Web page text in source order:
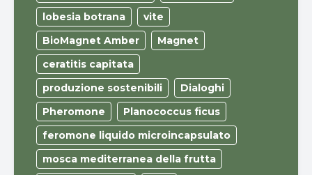
lobesia botrana
vite
BioMagnet Amber
Magnet
ceratitis capitata
produzione sostenibili
Dialoghi
Pheromone
Planococcus ficus
feromone liquido microincapsulato
mosca mediterranea della frutta